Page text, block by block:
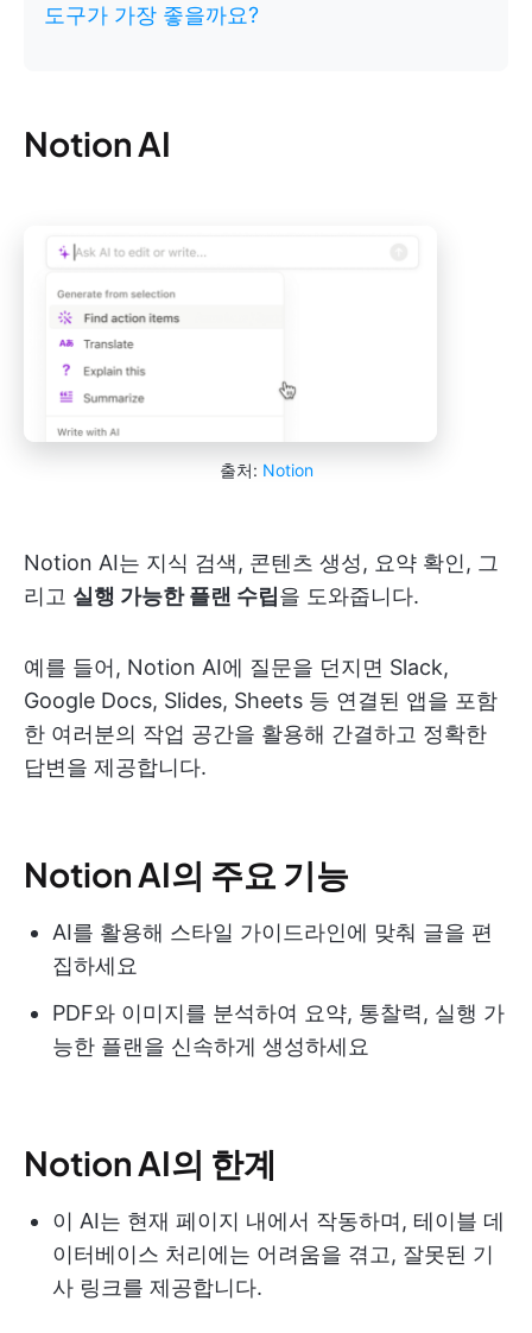
도구가 가장 좋을까요?
Notion AI
출처: Notion
Notion AI는 지식 검색, 콘텐츠 생성, 요약 확인, 그
리고 실행 가능한 플랜 수립을 도와줍니다.
예를 들어, Notion AI에 질문을 던지면 Slack,
Google Docs, Slides, Sheets 등 연결된 앱을 포함
한 여러분의 작업 공간을 활용해 간결하고 정확한
답변을 제공합니다.
Notion AI의 주요 기능
AI를 활용해 스타일 가이드라인에 맞춰 글을 편
집하세요
PDF와 이미지를 분석하여 요약, 통찰력, 실행 가
능한 플랜을 신속하게 생성하세요
Notion AI의 한계
이 AI는 현재 페이지 내에서 작동하며, 테이블 데
이터베이스 처리에는 어려움을 겪고, 잘못된 기
사 링크를 제공합니다.